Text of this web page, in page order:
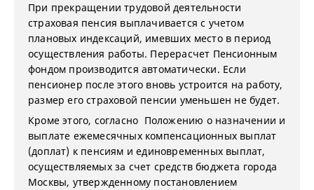
При прекращении трудовой деятельности
страховая пенсия выплачивается с учетом
плановых индексаций, имевших место в период
осуществления работы. Перерасчет Пенсионным
фондом производится автоматически. Если
пенсионер после этого вновь устроится на работу,
размер его страховой пенсии уменьшен не будет.
Кроме этого, согласно Положению о назначении и
выплате ежемесячных компенсационных выплат
(доплат) к пенсиям и единовременных выплат,
осуществляемых за счет средств бюджета города
Москвы, утвержденному постановлением